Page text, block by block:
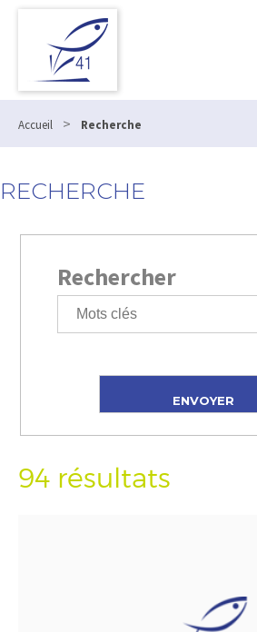
Accueil > Recherche
RECHERCHE
Rechercher
94 résultats